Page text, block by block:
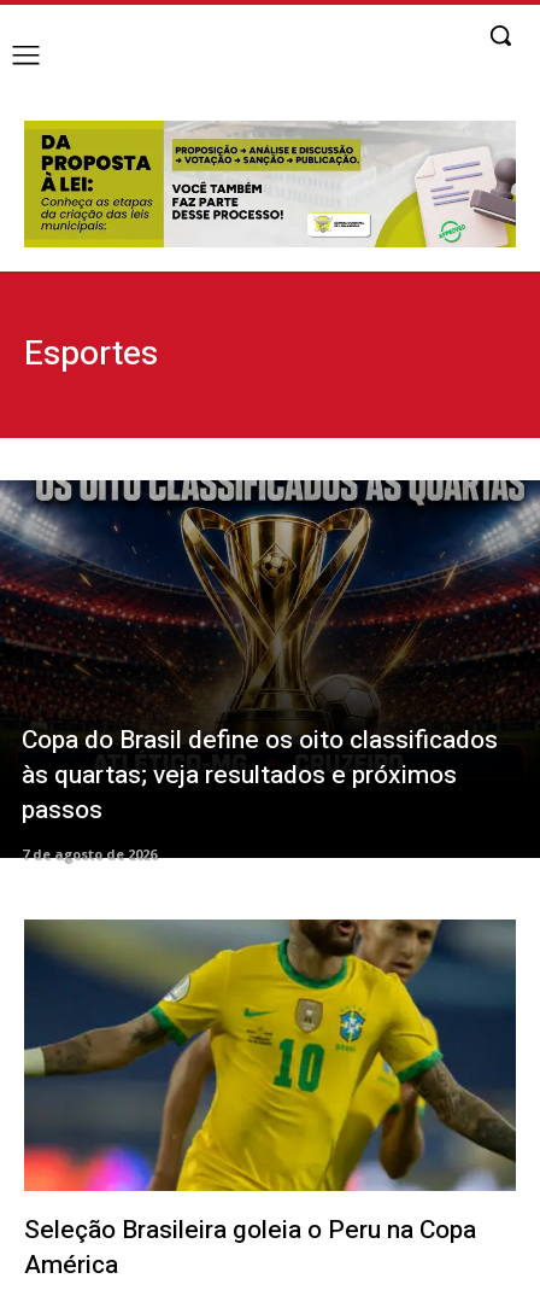
Esportes
Copa do Brasil define os oito classificados
às quartas; veja resultados e próximos
passos
7 de agosto de 2026
Seleção Brasileira goleia o Peru na Copa
América